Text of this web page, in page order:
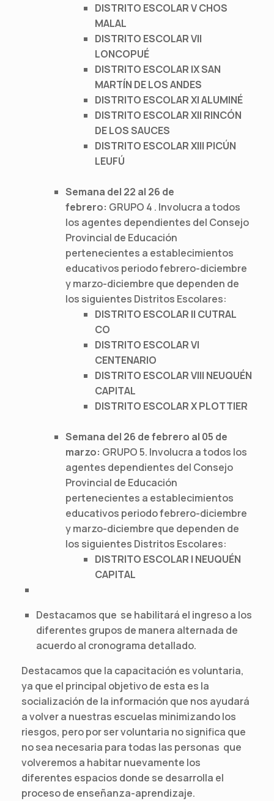
DISTRITO ESCOLAR V CHOS
MALAL
DISTRITO ESCOLAR VII
LONCOPUÉ
DISTRITO ESCOLAR IX SAN
MARTÍN DE LOS ANDES
DISTRITO ESCOLAR XI ALUMINÉ
DISTRITO ESCOLAR XII RINCÓN
DE LOS SAUCES
DISTRITO ESCOLAR XIII PICÚN
LEUFÚ
Semana del 22 al 26 de
febrero: GRUPO 4 . Involucra a todos
los agentes dependientes del Consejo
Provincial de Educación
pertenecientes a establecimientos
educativos periodo febrero-diciembre
y marzo-diciembre que dependen de
los siguientes Distritos Escolares:
DISTRITO ESCOLAR II CUTRAL
CO
DISTRITO ESCOLAR VI
CENTENARIO
DISTRITO ESCOLAR VIII NEUQUÉN
CAPITAL
DISTRITO ESCOLAR X PLOTTIER
Semana del 26 de febrero al 05 de
marzo: GRUPO 5. Involucra a todos los
agentes dependientes del Consejo
Provincial de Educación
pertenecientes a establecimientos
educativos periodo febrero-diciembre
y marzo-diciembre que dependen de
los siguientes Distritos Escolares:
DISTRITO ESCOLAR I NEUQUÉN
CAPITAL
Destacamos que se habilitará el ingreso a los
diferentes grupos de manera alternada de
acuerdo al cronograma detallado.
Destacamos que la capacitación es voluntaria,
ya que el principal objetivo de esta es la
socialización de la información que nos ayudará
a volver a nuestras escuelas minimizando los
riesgos, pero por ser voluntaria no significa que
no sea necesaria para todas las personas que
volveremos a habitar nuevamente los
diferentes espacios donde se desarrolla el
proceso de enseñanza-aprendizaje.